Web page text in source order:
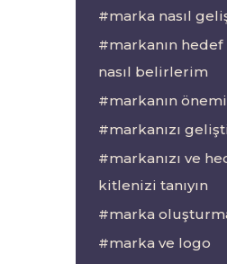
marka nasıl
markanın
nasıl belirlerim
markanın önemi
markanızı
markanızı ve
kitlenizi tanıyın
marka
marka ve logo